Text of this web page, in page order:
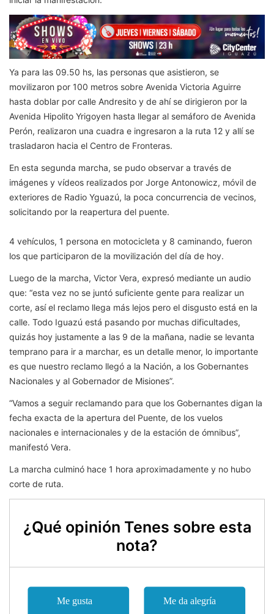
Ya para las 09.50 hs, las personas que asistieron, se
movilizaron por 100 metros sobre Avenida Victoria Aguirre
hasta doblar por calle Andresito y de ahí se dirigieron por la
Avenida Hipolito Yrigoyen hasta llegar al semáforo de Avenida
Perón, realizaron una cuadra e ingresaron a la ruta 12 y allí se
trasladaron hacia el Centro de Fronteras.
En esta segunda marcha, se pudo observar a través de
imágenes y vídeos realizados por Jorge Antonowicz, móvil de
exteriores de Radio Yguazú, la poca concurrencia de vecinos,
solicitando por la reapertura del puente.
4 vehículos, 1 persona en motocicleta y 8 caminando, fueron
los que participaron de la movilización del día de hoy.
Luego de la marcha, Victor Vera, expresó mediante un audio
que: “esta vez no se juntó suficiente gente para realizar un
corte, así el reclamo llega más lejos pero el disgusto está en la
calle. Todo Iguazú está pasando por muchas dificultades,
quizás hoy justamente a las 9 de la mañana, nadie se levanta
temprano para ir a marchar, es un detalle menor, lo importante
es que nuestro reclamo llegó a la Nación, a los Gobernantes
Nacionales y al Gobernador de Misiones”.
“Vamos a seguir reclamando para que los Gobernantes digan la
fecha exacta de la apertura del Puente, de los vuelos
nacionales e internacionales y de la estación de ómnibus”,
manifestó Vera.
La marcha culminó hace 1 hora aproximadamente y no hubo
corte de ruta.
¿Qué opinión Tenes sobre esta
nota?